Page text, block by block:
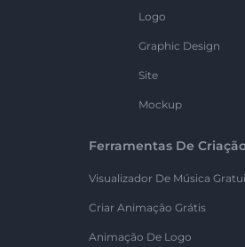
Logo
Graphic Design
Site
Mockup
Ferramentas De
Visualizador De Música
Criar Animação Grátis
Animação De Logo